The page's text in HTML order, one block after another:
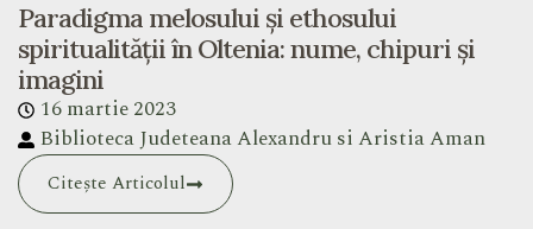
Paradigma melosului și ethosului
spiritualității în Oltenia: nume, chipuri și
imagini
16 martie 2023
Biblioteca Judeteana Alexandru si Aristia Aman
Citește Articolul